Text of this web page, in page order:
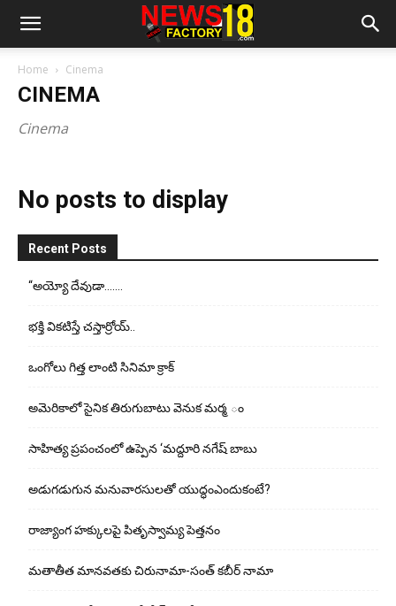
Home Cinema
CINEMA
Cinema
No posts to display
Recent Posts
“అయ్యో దేవుడా…….
భ‌క్తి విక‌టిస్తే చ‌స్తార్రోయ్‌..
ఒంగోలు గిత్త లాంటి సినిమా క్రాక్
అమెరికాలో సైనిక తిరుగుబాటు వెనుక మర్మ ం
సాహిత్య ప్రపంచంలో ఉప్పెన ‘మద్దూరి నగేష్ బాబు
అడుగ‌డుగున మ‌నువార‌సుల‌తో యుద్ధంఎందుకంటే?
రాజ్యాంగ హక్కులపై పితృస్వామ్య పెత్తనం
మతాతీత మానవతకు చిరునామా-సంత్ కబీర్ నామా